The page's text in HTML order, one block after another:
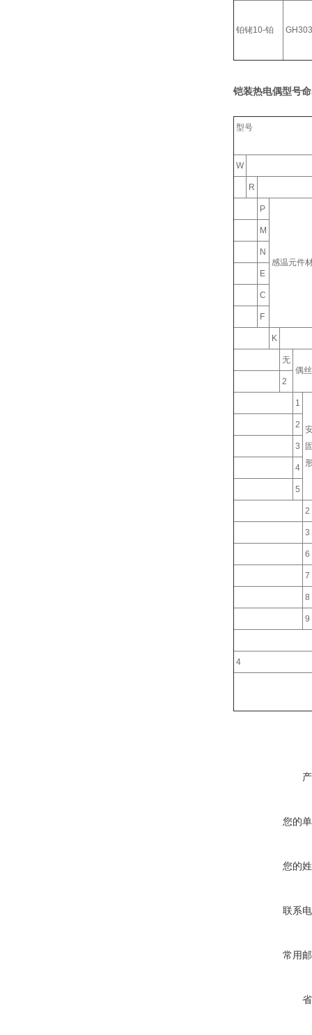
铂铑10-铂
铠装热电偶型号
型号
W
R
P
感温元件
M
N
E
C
F
K
无
偶
2
1
2
3
4
5
2
3
6
7
8
9
4
您的
您的
联系
常用